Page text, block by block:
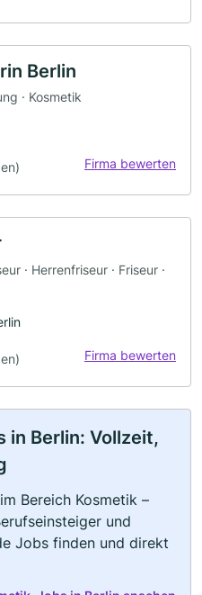
Berlin
· Kosmetik
Firma bewerten
· Herrenfriseur · Friseur ·
Firma bewerten
in Berlin: Vollzeit,
Bereich Kosmetik –
und
Jobs finden und direkt